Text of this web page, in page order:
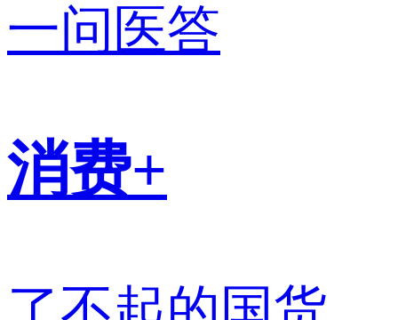
一问医答
消费+